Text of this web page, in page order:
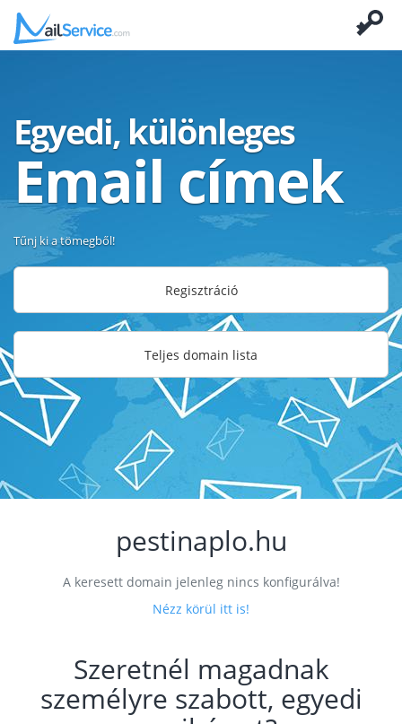
Egyedi, különleges
Email címek
Tűnj ki a tömegből!
Regisztráció
Teljes domain lista
pestinaplo.hu
A keresett domain jelenleg nincs konfigurálva!
Nézz körül itt is!
Szeretnél magadnak
személyre szabott, egyedi